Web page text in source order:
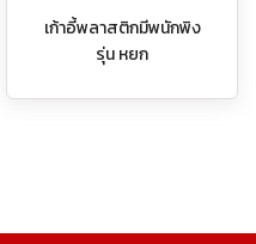
เก้าอี้พลาสติกมีพนักพิง
รุ่น หยก